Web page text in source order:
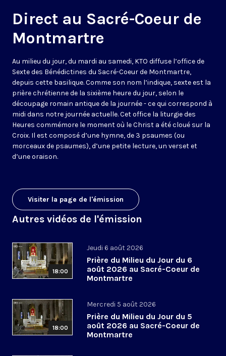
Direct au Sacré-Coeur de
Montmartre
Au milieu du jour, du mardi au samedi, KTO diffuse l’office de
Sexte des Bénédictines du Sacré-Coeur de Montmartre,
depuis cette basilique. Comme son nom l’indique, sexte est la
prière chrétienne de la sixième heure du jour, selon le
découpage romain antique de la journée - ce qui correspond à
midi dans notre journée actuelle. Cet office la liturgie des
Heures commémore le moment où le Christ a été cloué sur la
Croix. Il est composé d’une hymne, de 3 psaumes (ou
morceaux de psaumes), d’une petite lecture, un verset et
d’une oraison.
Visiter la page de l'émission
Autres vidéos de l'émission
18:00
Jeudi 6 août 2026
Prière du Milieu du Jour du 6
août 2026 au Sacré-Coeur de
Montmartre
18:00
Mercredi 5 août 2026
Prière du Milieu du Jour du 5
août 2026 au Sacré-Coeur de
Montmartre